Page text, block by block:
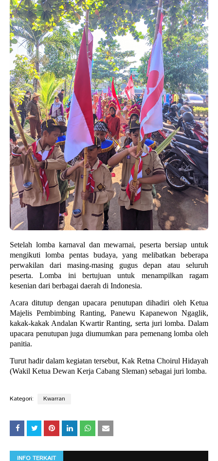
Setelah lomba karnaval dan mewarnai, peserta bersiap untuk
mengikuti lomba pentas budaya, yang melibatkan beberapa
perwakilan dari masing-masing gugus depan atau seluruh
peserta. Lomba ini bertujuan untuk menampilkan ragam
kesenian dari berbagai daerah di Indonesia.
Acara ditutup dengan upacara penutupan dihadiri oleh Ketua
Majelis Pembimbing Ranting, Panewu Kapanewon Ngaglik,
kakak-kakak Andalan Kwartir Ranting, serta juri lomba. Dalam
upacara penutupan juga diumumkan para pemenang lomba oleh
panitia.
Turut hadir dalam kegiatan tersebut, Kak Retna Choirul Hidayah
(Wakil Ketua Dewan Kerja Cabang Sleman) sebagai juri lomba.
Kategori: Kwarran
INFO TERKAIT